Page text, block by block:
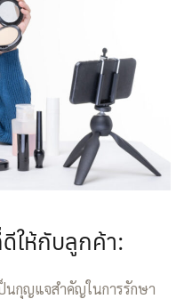
ให้กับลูกค้า:
นกุญแจสำคัญในการรักษา